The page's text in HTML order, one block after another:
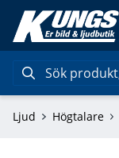
Ljud Högtalare